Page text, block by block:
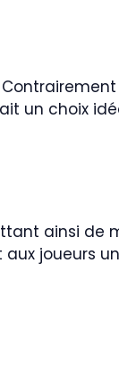
un choix
ainsi de
joueurs